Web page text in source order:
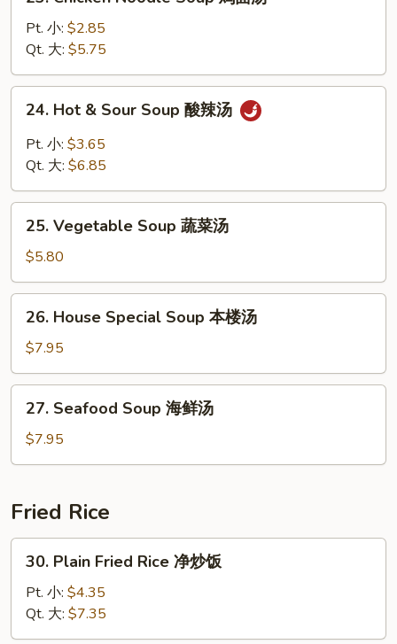
Chicken
Noodle
Soup
鸡
面
Pt. 小: $2.85
Qt. 大: $5.75
Hot
Sour
酸
24. Hot & Sour Soup 酸辣汤
Pt. 小: $3.65
Qt. 大: $6.85
Vegetable
Soup
蔬
菜
25. Vegetable Soup 蔬菜汤
$5.80
House
Special
Soup
本
26. House Special Soup 本楼汤
$7.95
Seafood
Soup
海
汤
27. Seafood Soup 海鲜汤
$7.95
Fried Rice
Plain
Fried
Rice
净
30. Plain Fried Rice 净炒饭
Pt. 小: $4.35
Qt. 大: $7.35